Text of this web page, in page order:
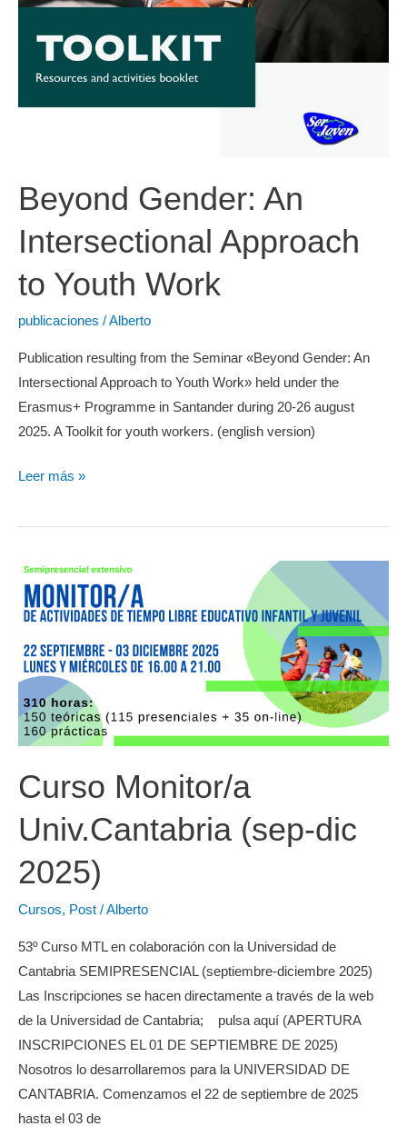
Beyond Gender: An
Intersectional Approach
to Youth Work
publicaciones /Alberto
Publication resulting from the Seminar «Beyond Gender: An
Intersectional Approach to Youth Work» held under the
Erasmus+ Programme in Santander during 20-26 august
2025. A Toolkit for youth workers. (english version)
Beyond
An
Approach
Youth
Work
Leer más »
Curso Monitor/a
Univ.Cantabria (sep-dic
2025)
Cursos, Post /Alberto
53º Curso MTL en colaboración con la Universidad de
Cantabria SEMIPRESENCIAL (septiembre-diciembre 2025)
Las Inscripciones se hacen directamente a través de la web
de la Universidad de Cantabria; pulsa aquí (APERTURA
INSCRIPCIONES EL 01 DE SEPTIEMBRE DE 2025)
Nosotros lo desarrollaremos para la UNIVERSIDAD DE
CANTABRIA. Comenzamos el 22 de septiembre de 2025
hasta el 03 de